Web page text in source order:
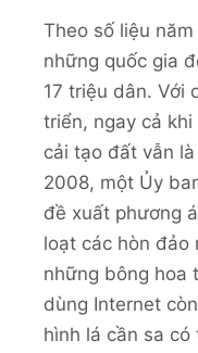
Theo số liệu
những quốc gia
17 triệu dân. Với
triển, ngay cả
cải tạo đất vẫn
2008, một Ủy
đề xuất phương
loạt các hòn đảo
những bông hoa
dùng Internet
hình lá cần sa có